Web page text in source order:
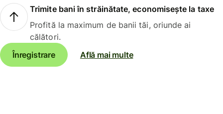
Trimite bani în străinătate, economisește la taxe
Profită la maximum de banii tăi, oriunde ai
călători.
Înregistrare
Află mai multe